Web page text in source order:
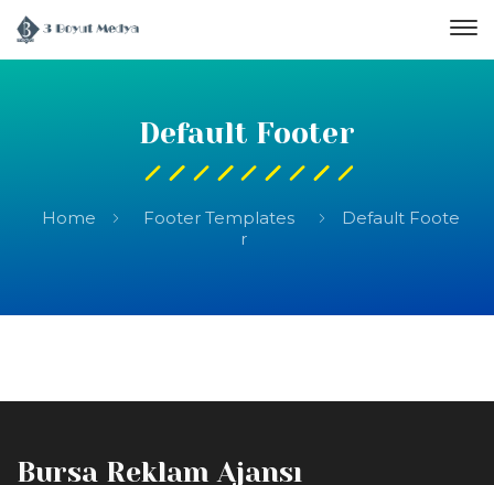
Default Footer
Home Footer Templates
Default Foote
r
Bursa Reklam Ajansı